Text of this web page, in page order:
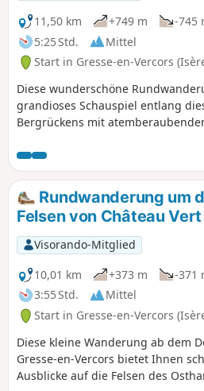
11,50 km
+749 m
-745
5:25 Std.
Mittel
Start in Gresse-en-Vercors
Diese wunderschöne
grandioses Schauspiel entlang
Bergrückens mit
Aiguille sowie das Trièves mit dem
Ferrand bis hin zu den
Taillefer und sogar Belledonne.
Rundwanderung um
Felsen von Château Vert
Visorando-Mitglied
10,01 km
+373 m
-371
3:55 Std.
Mittel
Start in Gresse-en-Vercors
Diese kleine Wanderung ab dem
Gresse-en-Vercors bietet Ihnen
Ausblicke auf die Felsen des